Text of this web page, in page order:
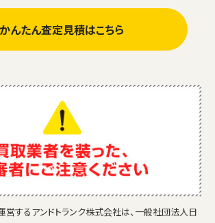
かんたん査定見積はこちら
営するアンドトランク株式会社は、一般社団法人日